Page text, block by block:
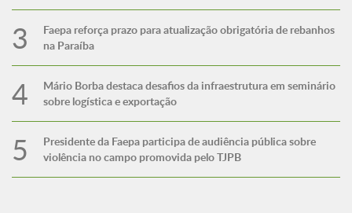
Faepa reforça prazo para atualização obrigatória de rebanhos
na Paraíba
Mário Borba destaca desafios da infraestrutura em seminário
sobre logística e exportação
Presidente da Faepa participa de audiência pública sobre
violência no campo promovida pelo TJPB